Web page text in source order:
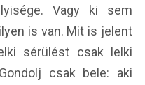
Vagy ki sem
is van. Mit is jelent
sérülést csak lelki
csak bele: aki